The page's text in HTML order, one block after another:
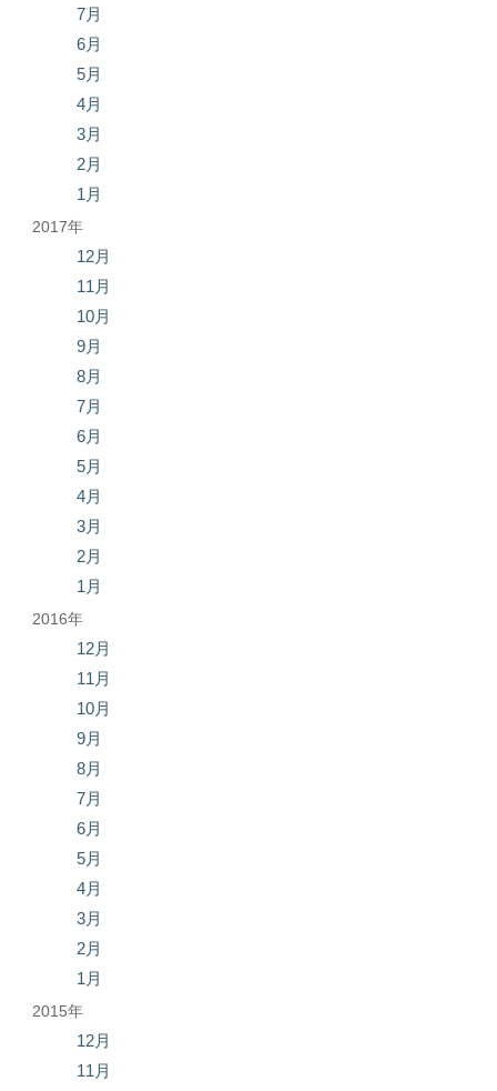
7月
6月
5月
4月
3月
2月
1月
2017年
12月
11月
10月
9月
8月
7月
6月
5月
4月
3月
2月
1月
2016年
12月
11月
10月
9月
8月
7月
6月
5月
4月
3月
2月
1月
2015年
12月
11月